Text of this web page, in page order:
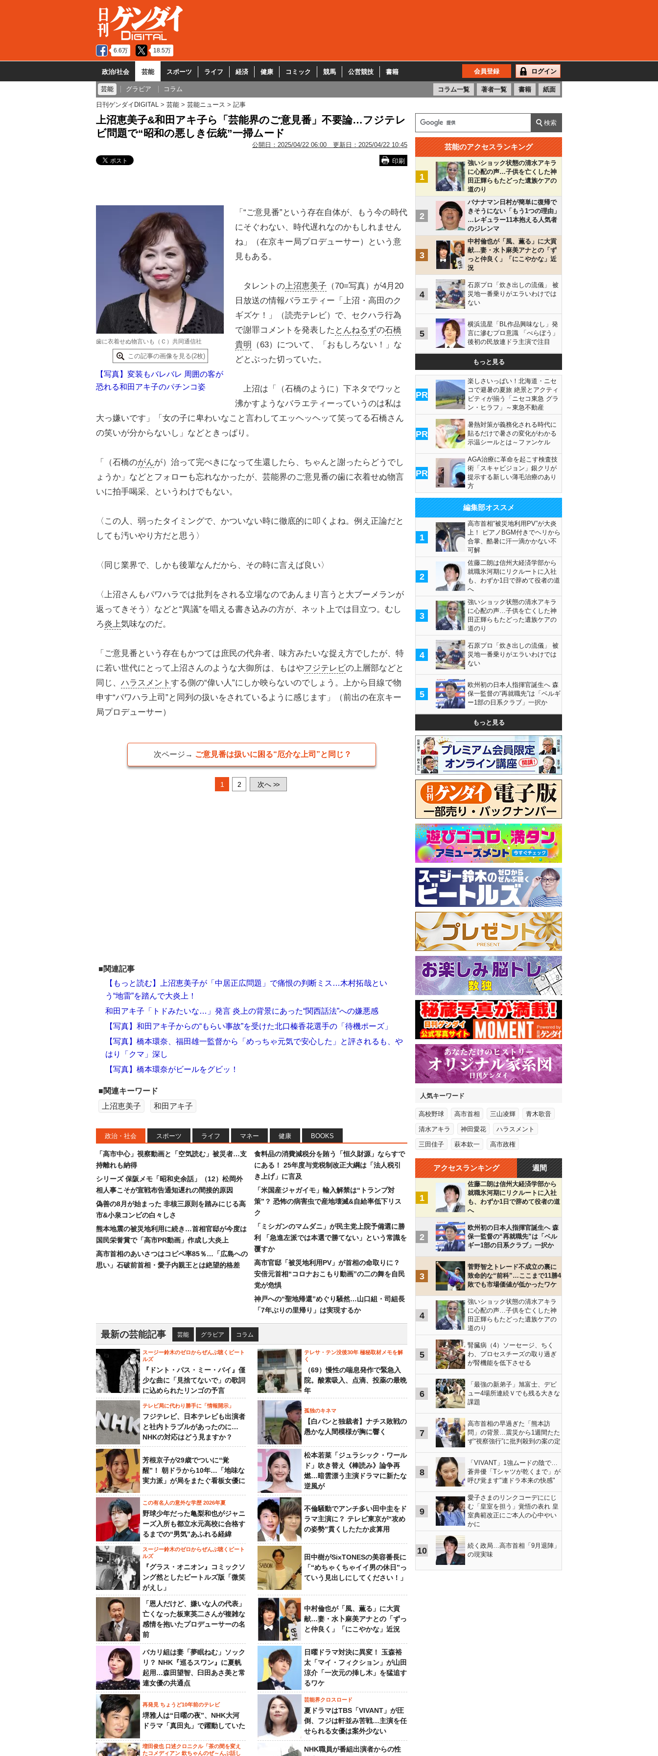
6.6万 18.5万
政治/社会 芸能 スポーツ ライフ 経済 健康 コミック 競馬 公営競技 書籍 会員登録 ログイン
芸能 グラビア コラム コラム一覧 著者一覧 書籍 紙面
日刊ゲンダイDIGITAL 芸能 芸能ニュース 記事
上沼恵美子&和田アキ子ら「芸能界のご意見番」不要論…フジテレ
ビ問題で“昭和の悪しき伝統”一掃ムード
公開日： 2025/04/22 06:00 更新日： 2025/04/22 10:45
印刷
歯に衣着せぬ物言いも（Ｃ）共同通信社
この記事の画像を見る(2枚)
【写真】変装もバレバレ 周囲の客が
恐れる和田アキ子のパチンコ姿
「“ご意見番”という存在自体が、もう今の時代
にそぐわない、時代遅れなのかもしれません
ね」（在京キー局プロデューサー）という意
見もある。
タレントの上沼恵美子 （70=写真）が4月20
日放送の情報バラエティー「上沼・高田のク
ギズケ！」（読売テレビ）で、セクハラ行為
で謝罪コメントを発表した とんねるずの石橋
貴明
（63）について、「おもしろない！」な
どとぶった切っていた。
上沼は「（石橋のように）下ネタでワッと
沸かすようなバラエティーっていうのは私は
大っ嫌いです」「女の子に卑わいなこと言わしてエッヘッヘッて笑ってる石橋さん
の笑いが分からないし」などときっぱり。
「（石橋のがんが）治って完ぺきになって生還したら、ちゃんと謝ったらどうでし
ょうか」などとフォローも忘れなかったが、芸能界のご意見番の歯に衣着せぬ物言
いに拍手喝采、というわけでもない。
〈この人、弱ったタイミングで、かついない時に徹底的に叩くよね。例え正論だと
しても汚いやり方だと思う〉
〈同じ業界で、しかも後輩なんだから、その時に言えば良い〉
〈上沼さんもパワハラでは批判をされる立場なのであんまり言うと大ブーメランが
返ってきそう〉などと“異議”を唱える書き込みの方が、ネット上では目立つ。むし
ろ炎上気味なのだ。
「ご意見番という存在もかつては庶民の代弁者、味方みたいな捉え方でしたが、特
に若い世代にとって上沼さんのような大御所は、もはやフジテレビの上層部などと
同じ、 ハラスメント する側の“偉い人”にしか映らないのでしょう。上から目線で物
申す“パワハラ上司”と同列の扱いをされているように感じます」（前出の在京キー
局プロデューサー）
次ページ→ ご意見番は扱いに困る“厄介な上司”と同じ？
1 2 次へ >>
■関連記事
【もっと読む】上沼恵美子が「中居正広問題」で痛恨の判断ミス…木村拓哉とい
う“地雷”を踏んで大炎上！
和田アキ子「トドみたいな…」発言 炎上の背景にあった“関西話法”への嫌悪感
【写真】和田アキ子からの“もらい事故”を受けた北口榛香花選手の「待機ポーズ」
【写真】橋本環奈、福田雄一監督から「めっちゃ元気で安心した」と評されるも、や
はり「クマ」深し
【写真】橋本環奈がビールをグビッ！
■関連キーワード
上沼恵美子
和田アキ子
政治・社会 スポーツ ライフ マネー 健康 BOOKS
「高市中心」視察動画と「空気読む」被災者…支
持離れも納得
シリーズ 保阪メモ「昭和史余話」（12）松岡外
相人事こそが宣戦布告通知遅れの間接的原因
偽善の8月が始まった 非核三原則を踏みにじる高
市&小泉コンビの白々しさ
熊本地震の被災地利用に続き…首相官邸が今度は
国民栄誉賞で「高市PR動画」作成し大炎上
高市首相のあいさつはコピペ率85％…「広島への
思い」石破前首相・愛子内親王とは絶望的格差
食料品の消費減税分を賄う「恒久財源」ならすで
にある！ 25年度与党税制改正大綱は「法人税引
き上げ」に言及
「米国産ジャガイモ」輸入解禁は“トランプ対
策”？ 恐怖の病害虫で産地壊滅&自給率低下リス
ク
「ミシガンのマムダニ」が民主党上院予備選に勝
利 「急進左派では本選で勝てない」という常識を
覆すか
高市官邸「被災地利用PV」が首相の命取りに？
安倍元首相“コロナおこもり動画”の二の舞を自民
党が危惧
神戸への“聖地帰還”めぐり騒然…山口組・司組長
「7年ぶりの里帰り」は実現するか
最新の芸能記事 芸能 グラビア コラム
スージー鈴木のゼロからぜんぶ聴くビート
ルズ
『ドント・パス・ミー・バイ』僅
少な曲に「見捨てないで」の歌詞
に込められたリンゴの予言
テレサ・テン没後30年 極秘取材メモを解
く
（69）慢性の喘息発作で緊急入
院。酸素吸入、点滴、投薬の最晩
年
テレビ局に代わり勝手に「情報開示」
フジテレビ、日本テレビも出演者
と社内トラブルがあったのに…
NHKの対応はどう見ますか？
孤独のキネマ
【白パンと独裁者】ナチス敗戦の
愚かな人間模様が胸に響く
芳根京子が29歳でついに“覚
醒”！ 朝ドラから10年…「地味な
実力派」が局をまたぐ看板女優に
松本若菜「ジュラシック・ワール
ド」吹き替え《棒読み》論争再
燃…暗雲漂う主演ドラマに新たな
逆風が
この有名人の意外な学歴 2026年夏
野球少年だった亀梨和也がジャニ
ーズ入所も都立水元高校に合格す
るまでの“男気”あふれる経緯
不倫騒動でアンチ多い田中圭をド
ラマ主演に？ テレビ東京が“攻め
の姿勢”貫くしたたか皮算用
スージー鈴木のゼロからぜんぶ聴くビート
ルズ
『グラス・オニオン』コミックソ
ング然としたビートルズ版「微笑
がえし」
田中樹がSixTONESの美容番長に
「“めちゃくちゃイイ男の休日”っ
ていう見出しにしてください！」
「恩人だけど、嫌いな人の代表」
亡くなった板東英二さんが複雑な
感情を抱いたプロデューサーの名
前
中村倫也が「風、薫る」に大貢
献…妻・水卜麻美アナとの「ずっ
と仲良く」「にこやかな」近況
バカリ組は妻「夢眠ねむ」ソック
リ？ NHK『巡るスワン』に夏帆
起用…森田望智、臼田あさ美と常
連女優の共通点
日曜ドラマ対決に異変！ 玉森裕
太「マイ・フィクション」が山田
涼介「一次元の挿し木」を猛追す
るワケ
再発見 ちょうど10年前のテレビ
堺雅人は“日曜の夜”、NHK大河
ドラマ「真田丸」で躍動していた
芸能界クロスロード
夏ドラマはTBS「VIVANT」が圧
倒、フジは軒並み苦戦…主演を任
せられる女優は案外少ない
増田俊也 口述クロニクル「茶の間を変え
たコメディアン 欽ちゃんのぜ～んぶ話し
NHK職員が番組出演者からの性
芸能のアクセスランキング
1
強いショック状態の清水アキラ
に心配の声…子供を亡くした神
田正輝らもたどった遺族ケアの
道のり
2
バナナマン日村が簡単に復帰で
きそうにない「もう1つの理由」
…レギュラー11本抱える人気者
のジレンマ
3
中村倫也が「風、薫る」に大貢
献…妻・水卜麻美アナとの「ず
っと仲良く」「にこやかな」近
況
4
石原プロ「炊き出しの流儀」 被
災地一番乗りがエラいわけでは
ない
5
横浜流星「BL作品興味なし」発
言に滲むプロ意識 「べらぼう」
後初の民放連ドラ主演で注目
もっと見る
PR
楽しさいっぱい！北海道・ニセ
コで避暑の夏旅 絶景とアクティ
ビティが揃う「ニセコ東急 グラ
ン・ヒラフ」～東急不動産
PR
暑熱対策が義務化される時代に
貼るだけで暑さの変化がわかる
示温シールとは～ファンケル
PR
AGA治療に革命を起こす検査技
術「スキャビジョン」銀クリが
提示する新しい薄毛治療のあり
方
編集部オススメ
1
高市首相“被災地利用PV”が大炎
上！ ピアノBGM付きでヘリから
合掌、酷暑に汗一滴かかない不
可解
2
佐藤二朗は信州大経済学部から
就職氷河期にリクルートに入社
も、わずか1日で辞めて役者の道
へ
3
強いショック状態の清水アキラ
に心配の声…子供を亡くした神
田正輝らもたどった遺族ケアの
道のり
4
石原プロ「炊き出しの流儀」 被
災地一番乗りがエラいわけでは
ない
5
欧州初の日本人指揮官誕生へ 森
保一監督の“再就職先”は「ベルギ
ー1部の日系クラブ」一択か
もっと見る
人気キーワード
高校野球 高市首相 三山凌輝 青木歌音
清水アキラ 神田愛花 ハラスメント
三田佳子 萩本欽一 高市政権
アクセスランキング 週間
1
佐藤二朗は信州大経済学部から
就職氷河期にリクルートに入社
も、わずか1日で辞めて役者の道
へ
2
欧州初の日本人指揮官誕生へ 森
保一監督の“再就職先”は「ベル
ギー1部の日系クラブ」一択か
3
菅野智之トレード不成立の裏に
致命的な“前科”…ここまで11勝4
敗でも市場価値が低かったワケ
4
強いショック状態の清水アキラ
に心配の声…子供を亡くした神
田正輝らもたどった遺族ケアの
道のり
5
腎臓病（4）ソーセージ、ちく
わ、プロセスチーズの取り過ぎ
が腎機能を低下させる
6
「最強の新弟子」旭富士、デビ
ュー4場所連続Ｖでも残る大きな
課題
7
高市首相の早過ぎた「熊本訪
問」の背景…震災から1週間たた
ず“視察強行”に批判殺到の案の定
8
「VIVANT」1強ムードの陰で…
蒼井優「Tシャツが乾くまで」が
呼び覚ます"連ドラ本来の快感"
9
愛子さまのリンクコーデににじ
む「皇室を担う」覚悟の表れ 皇
室典範改正にご本人の心中やい
かに
10
続く政局…高市首相「9月退陣」
の現実味